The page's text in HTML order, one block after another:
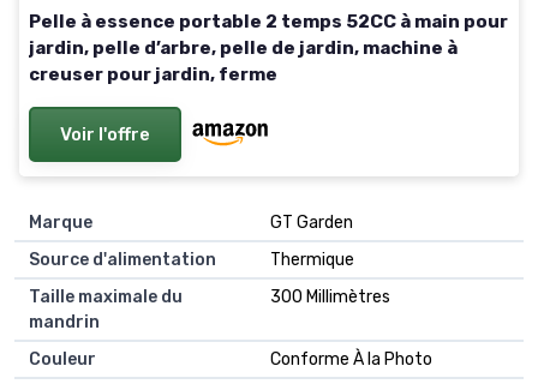
Pelle à essence portable 2 temps 52CC à main pour
jardin, pelle d’arbre, pelle de jardin, machine à
creuser pour jardin, ferme
Voir l'offre
Marque
GT Garden
Source d'alimentation
Thermique
Taille maximale du
mandrin
300 Millimètres
Couleur
Conforme À la Photo